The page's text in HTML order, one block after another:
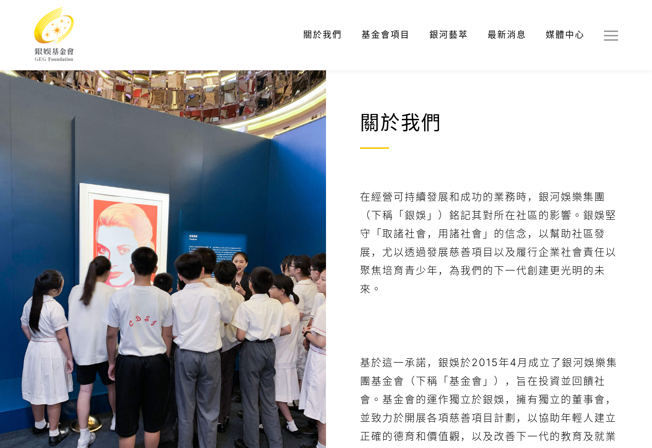
關於我們 基金會項目 銀河藝萃 最新消息 媒體中心
關於我們
在經營可持續發展和成功的業務時，銀河娛樂集團
（下稱「銀娛」）銘記其對所在社區的影響。銀娛堅
守「取諸社會，用諸社會」的信念，以幫助社區發
展，尤以透過發展慈善項目以及履行企業社會責任以
聚焦培育青少年，為我們的下一代創建更光明的未
來。
基於這一承諾，銀娛於2015年4月成立了銀河娛樂集
團基金會（下稱「基金會」），旨在投資並回饋社
會。基金會的運作獨立於銀娛，擁有獨立的董事會，
並致力於開展各項慈善項目計劃，以協助年輕人建立
正確的德育和價值觀，以及改善下一代的教育及就業